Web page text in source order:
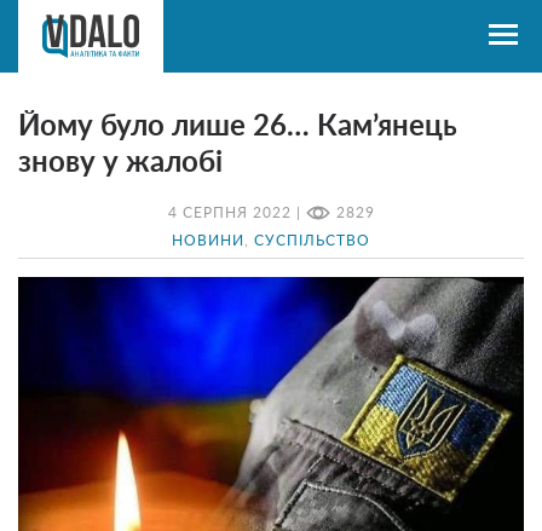
4 СЕРПНЯ 2022 | 2829
НОВИНИ СУСПІЛЬСТВО
Йому було лише 26… Кам’янець
знову у жалобі